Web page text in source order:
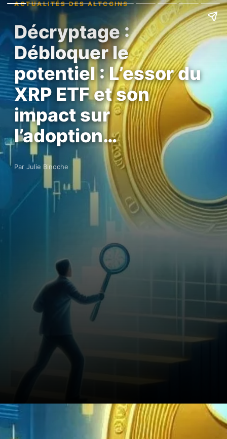
ACTUALITÉS DES ALTCOINS
Décryptage :
Débloquer le
potentiel : L’essor du
XRP ETF et son
impact sur
l’adoption…
Par Julie Binoche